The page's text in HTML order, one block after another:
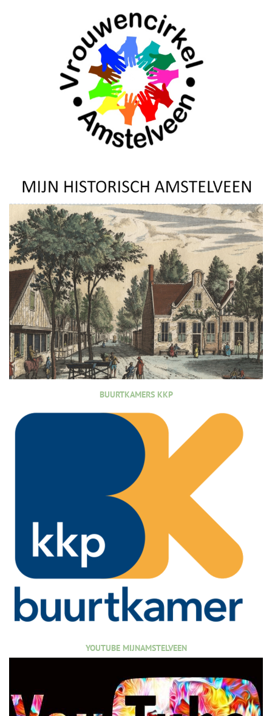
BUURTKAMERS KKP
YOUTUBE MIJNAMSTELVEEN